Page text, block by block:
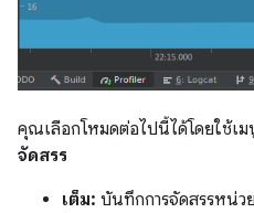
คุณเลือกโหมดต่อไปนี้ได้โดยใช้เ
จัดสรร
เต็ม: บันทึกการจัดสรรหน่ว